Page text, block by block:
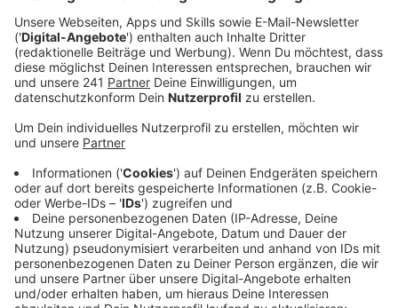
Anzeige
Montag, Mittwoch und Freitag können sich Personen
ab 12 Jahren jetzt bis 20 Uhr impfen lassen. Bislang
hatte die Impfstelle immer nur bis 18 Uhr auf.
Allerdings macht die Impfstelle an diesen Tagen jetzt
auch erst um 14 Uhr auf. Die Impfung in den Luminaden
ist mit oder ohne Termin möglich.
Medizinisches Personal, Pflegelkräfte und Menschen
ab 70 Jahren können sich dort auch schon ihre 4.
Auffrischungsimpfung holen.